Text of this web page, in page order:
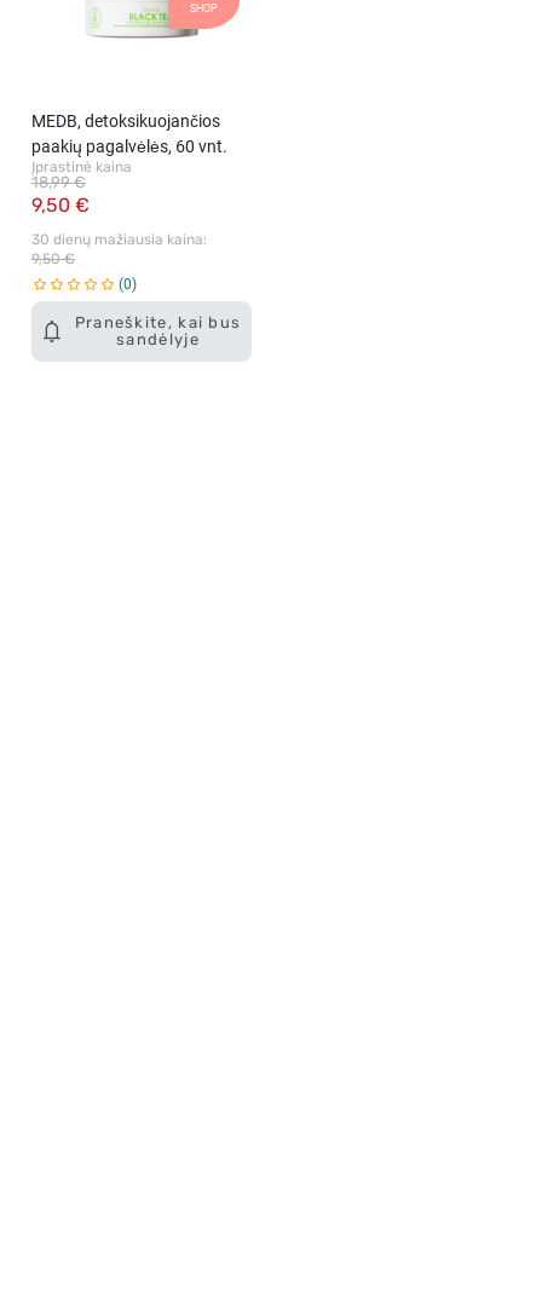
SHOP
Praneškite, kai bus
sandėlyje
MEDB, detoksikuojančios
paakių pagalvėlės, 60 vnt.
Įprastinė kaina
9,50 €
18,99 €
30 dienų mažiausia kaina:
9,50 €
0